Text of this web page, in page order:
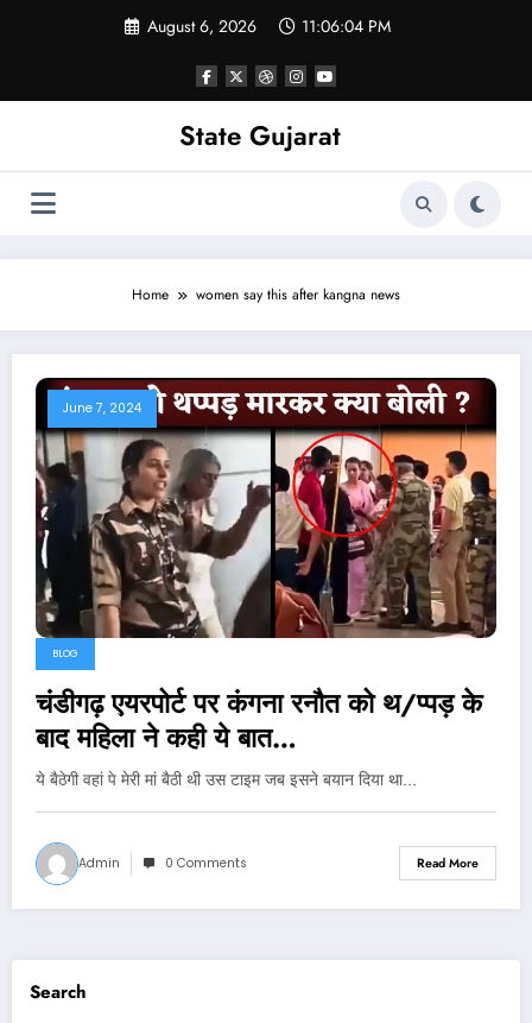
August 6, 2026 11:06:05 PM
State Gujarat
Home women say this after kangna news
June 7, 2024
BLOG
चंडीगढ़ एयरपोर्ट पर कंगना रनौत को थ/प्पड़ के
बाद महिला ने कही ये बात…
ये बैठेगी वहां पे मेरी मां बैठी थी उस टाइम जब इसने बयान दिया था…
Admin 0 Comments Read More
Search